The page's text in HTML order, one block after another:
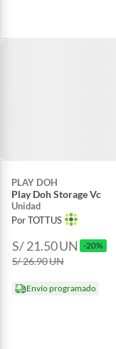
PLAY DOH
Play Doh Storage Vc
Unidad
Por TOTTUS
S/ 21.50UN -20%
S/ 26.90UN
Envío programado